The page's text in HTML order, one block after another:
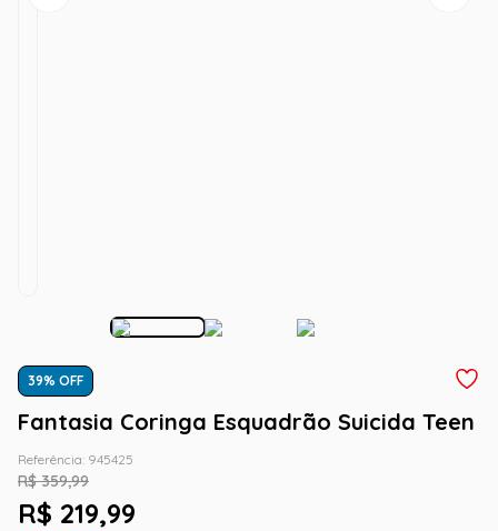
39% OFF
Fantasia Coringa Esquadrão Suicida Teen
Referência: 945425
R$ 359,99
R$ 219,99